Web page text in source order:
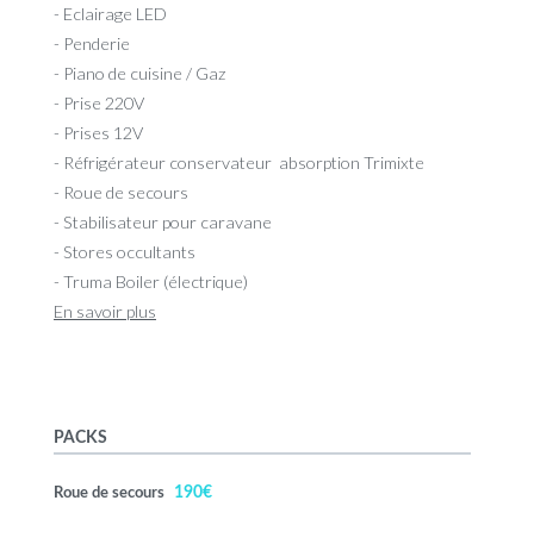
- Eclairage LED
- Penderie
- Piano de cuisine / Gaz
- Prise 220V
- Prises 12V
- Réfrigérateur conservateur absorption Trimixte
- Roue de secours
- Stabilisateur pour caravane
- Stores occultants
- Truma Boiler (électrique)
En savoir plus
PACKS
Roue de secours 190€